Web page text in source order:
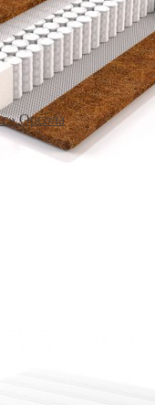
Орсола